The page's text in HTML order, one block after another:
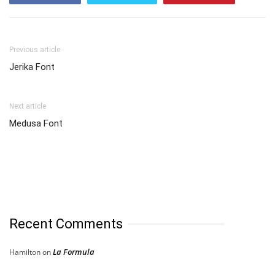
Previous article
Jerika Font
Next article
Medusa Font
Recent Comments
HamiltononLa Formula